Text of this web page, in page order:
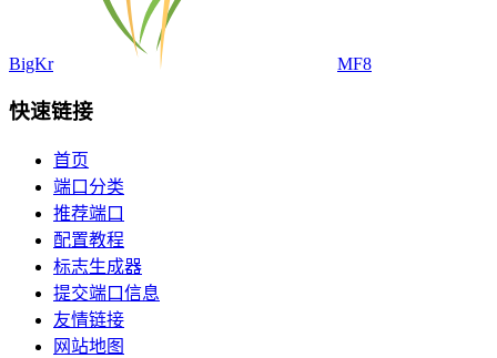
BigKr MF8
快速链接
首页
端口分类
推荐端口
配置教程
标志生成器
提交端口信息
友情链接
网站地图